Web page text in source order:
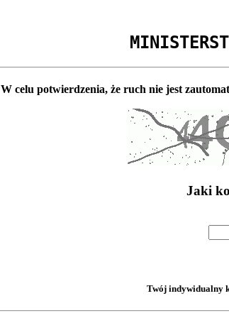
W celu potwierdzenia, że ruch nie jest
Jaki
Twój indywidualny